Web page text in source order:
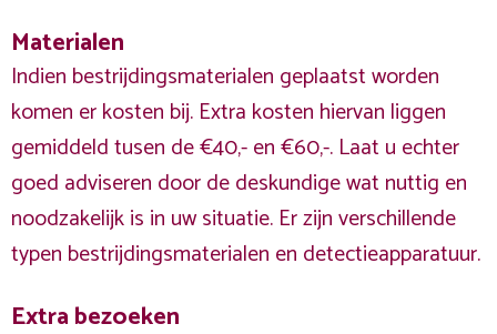
Materialen
Indien bestrijdingsmaterialen geplaatst worden
komen er kosten bij. Extra kosten hiervan liggen
gemiddeld tusen de €40,- en €60,-. Laat u echter
goed adviseren door de deskundige wat nuttig en
noodzakelijk is in uw situatie. Er zijn verschillende
typen bestrijdingsmaterialen en detectieapparatuur.
Extra bezoeken